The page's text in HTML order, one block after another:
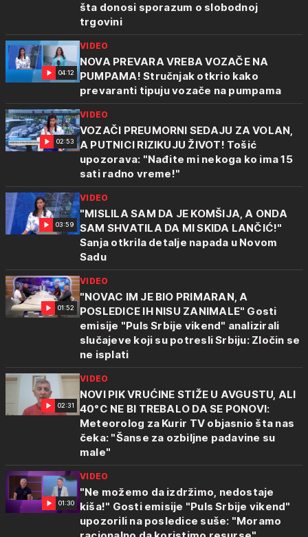
šta donosi sporazum o slobodnoj
trgovini
VIDEO
NOVA PREVARA VREBA VOZAČE NA
PUMPAMA! Stručnjak otkrio kako
prevaranti tipuju vozače na pumpama
04:12
VIDEO
VOZAČI PREUMORNI SEDAJU ZA VOLAN,
A PUTNICI RIZIKUJU ŽIVOT! Tošić
upozorava: "Nađite mi nekoga ko ima 15
sati radno vreme!"
02:53
VIDEO
"MISLILA SAM DA JE KOMŠIJA, A ONDA
SAM SHVATILA DA MI SKIDA LANČIĆ!"
Sanja otkrila detalje napada u Novom
Sadu
03:59
VIDEO
"NOVAC IM JE BIO PRIMARAN, A
POSLEDICE IH NISU ZANIMALE" Gosti
emisije "Puls Srbije vikend" analizirali
slučajeve koji su potresli Srbiju: Zločin se
ne isplati
01:52
VIDEO
NOVI PIK VRUĆINE STIŽE U AVGUSTU, ALI
40°C NE BI TREBALO DA SE PONOVI:
Meteorolog za Kurir TV objasnio šta nas
čeka: "Šanse za ozbiljne padavine su
male"
02:31
VIDEO
"Ne možemo da izdržimo, nedostaje
kiša!" Gosti emisije "Puls Srbije vikend"
upozorili na posledice suše: "Moramo
01:30